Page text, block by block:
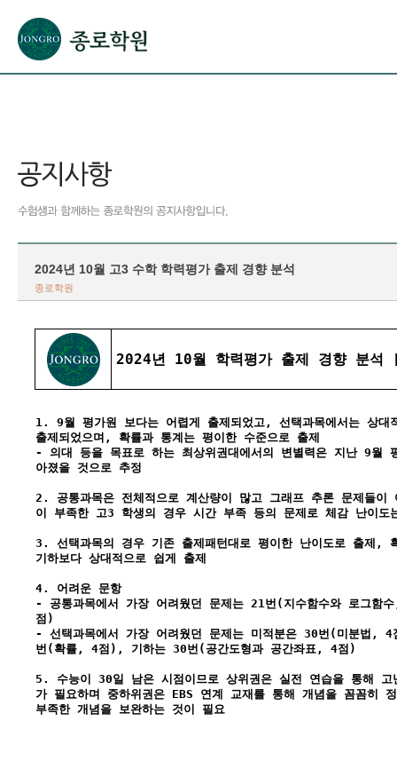
2024년 10월 고3 수학 학력평가 출제 경향 분석
종로학원
2024년 10월 학력평가 출제 경향 분석
1. 9월 평가원 보다는 어렵게 출제되었고, 선택과목에서는 상대
출제되었으며, 확률과 통계는 평이한 수준으로 출제
- 의대 등을 목표로 하는 최상위권대에서의 변별력은 지난 9월
아졌을 것으로 추정
2. 공통과목은 전체적으로 계산량이 많고 그래프 추론 문제들이
이 부족한 고3 학생의 경우 시간 부족 등의 문제로 체감 난이도
3. 선택과목의 경우 기존 출제패턴대로 평이한 난이도로 출제,
기하보다 상대적으로 쉽게 출제
4. 어려운 문항
- 공통과목에서 가장 어려웠던 문제는 21번(지수함수와 로그
점)
- 선택과목에서 가장 어려웠던 문제는 미적분은 30번(미분법,
번(확률, 4점), 기하는 30번(공간도형과 공간좌표, 4점)
5. 수능이 30일 남은 시점이므로 상위권은 실전 연습을 통해 고
가 필요하며 중하위권은 EBS 연계 교재를 통해 개념을 꼼꼼히
부족한 개념을 보완하는 것이 필요